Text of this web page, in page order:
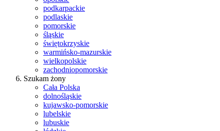
podkarpackie
podlaskie
pomorskie
śląskie
świętokrzyskie
warmińsko-mazurskie
wielkopolskie
zachodniopomorskie
Szukam żony
Cała Polska
dolnośląskie
kujawsko-pomorskie
lubelskie
lubuskie